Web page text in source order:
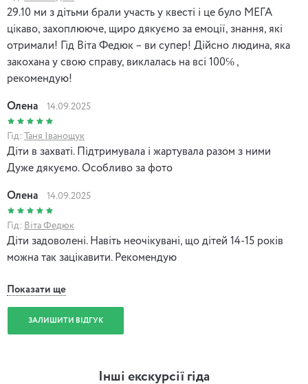
29.10 ми з дітьми брали участь у квесті і це було МЕГА
цікаво, захоплююче, щиро дякуємо за емоції, знання, які
отримали! Гід Віта Федюк – ви супер! Дійсно людина, яка
закохана у свою справу, виклалась на всі 100℅ ,
рекомендую!
Олена 14.09.2025
Гід: Таня Іванощук
Діти в захваті. Підтримувала і жартувала разом з ними
Дуже дякуємо. Особливо за фото
Олена 14.09.2025
Гід: Віта Федюк
Діти задоволені. Навіть неочікувані, що дітей 14-15 років
можна так зацікавити. Рекомендую
Показати ще
ЗАЛИШИТИ ВІДГУК
Інші екскурсії гіда